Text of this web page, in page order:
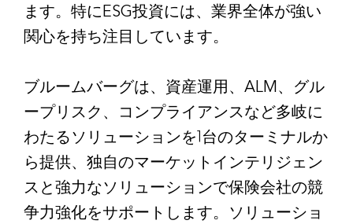
ます。特にESG投資には、業界全体が強い
関心を持ち注目しています。
ブルームバーグは、資産運用、ALM、グル
ープリスク、コンプライアンスなど多岐に
わたるソリューションを1台のターミナルか
ら提供、独自のマーケットインテリジェン
スと強力なソリューションで保険会社の競
争力強化をサポートします。ソリューショ